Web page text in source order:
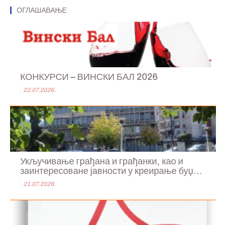
ОГЛАШАВАЊЕ
КОНКУРСИ – ВИНСКИ БАЛ 2026
22.07.2026.
Укључивање грађана и грађанки, као и
заинтересоване јавности у креирање буџ...
21.07.2026.